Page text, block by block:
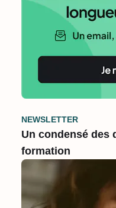
NEWSLETTER
Un condensé des
formation